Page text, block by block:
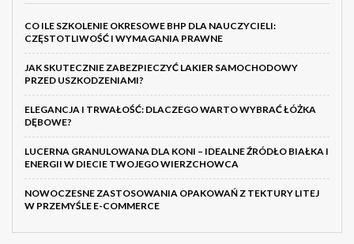
CO ILE SZKOLENIE OKRESOWE BHP DLA NAUCZYCIELI:
CZĘSTOTLIWOŚĆ I WYMAGANIA PRAWNE
JAK SKUTECZNIE ZABEZPIECZYĆ LAKIER SAMOCHODOWY
PRZED USZKODZENIAMI?
ELEGANCJA I TRWAŁOŚĆ: DLACZEGO WARTO WYBRAĆ ŁÓŻKA
DĘBOWE?
LUCERNA GRANULOWANA DLA KONI – IDEALNE ŹRÓDŁO BIAŁKA I
ENERGII W DIECIE TWOJEGO WIERZCHOWCA
NOWOCZESNE ZASTOSOWANIA OPAKOWAŃ Z TEKTURY LITEJ
W PRZEMYŚLE E-COMMERCE